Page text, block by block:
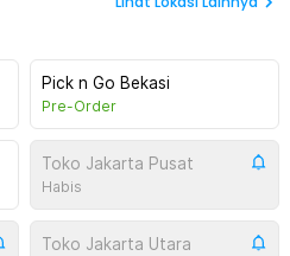
Pick n Go Bekasi
Pre-Order
Toko Jakarta Pusat
Habis
Toko Jakarta Utara